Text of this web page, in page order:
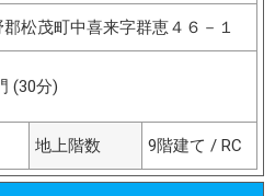
松茂町中喜来字群恵４６－１
(30分)
地上階数 9階建て / RC